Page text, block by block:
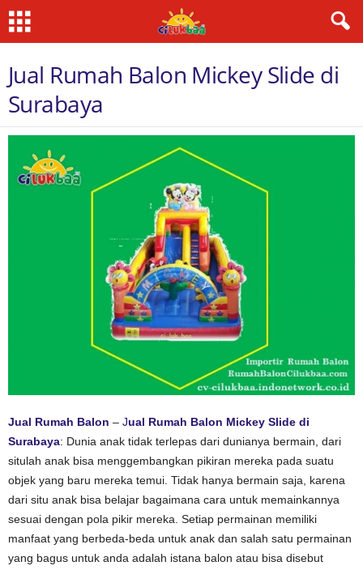
Jual Rumah Balon Mickey Slide di
Surabaya
Jual Rumah Balon – Jual Rumah Balon Mickey Slide di
Surabaya: Dunia anak tidak terlepas dari dunianya bermain, dari
situlah anak bisa menggembangkan pikiran mereka pada suatu
objek yang baru mereka temui. Tidak hanya bermain saja, karena
dari situ anak bisa belajar bagaimana cara untuk memainkannya
sesuai dengan pola pikir mereka. Setiap permainan memiliki
manfaat yang berbeda-beda untuk anak dan salah satu permainan
yang bagus untuk anda adalah istana balon atau bisa disebut